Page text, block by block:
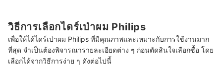
วิธีการเลือกไดร์เป่าผม Philips
เพื่อให้ได้ไดร์เป่าผม Philips ที่มีคุณภาพและเหมาะกับการใช้งานมาก
ที่สุด จำเป็นต้องพิจารณารายละเอียดต่าง ๆ ก่อนตัดสินใจเลือกซื้อ โดย
เลือกได้จากวิธีการง่าย ๆ ดังต่อไปนี้